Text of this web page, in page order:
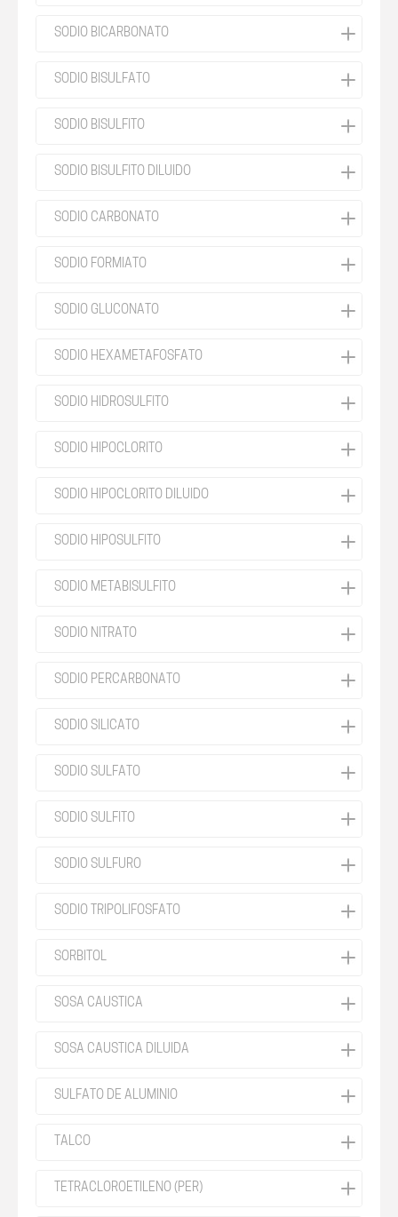
SODIO BICARBONATO
SODIO BISULFATO
SODIO BISULFITO
SODIO BISULFITO DILUIDO
SODIO CARBONATO
SODIO FORMIATO
SODIO GLUCONATO
SODIO HEXAMETAFOSFATO
SODIO HIDROSULFITO
SODIO HIPOCLORITO
SODIO HIPOCLORITO DILUIDO
SODIO HIPOSULFITO
SODIO METABISULFITO
SODIO NITRATO
SODIO PERCARBONATO
SODIO SILICATO
SODIO SULFATO
SODIO SULFITO
SODIO SULFURO
SODIO TRIPOLIFOSFATO
SORBITOL
SOSA CAUSTICA
SOSA CAUSTICA DILUIDA
SULFATO DE ALUMINIO
TALCO
TETRACLOROETILENO (PER)